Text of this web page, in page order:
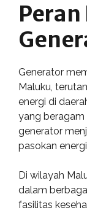
Generator
Maluku,
energi di
yang beragam
generator
pasokan
Di wilayah
dalam
fasilitas